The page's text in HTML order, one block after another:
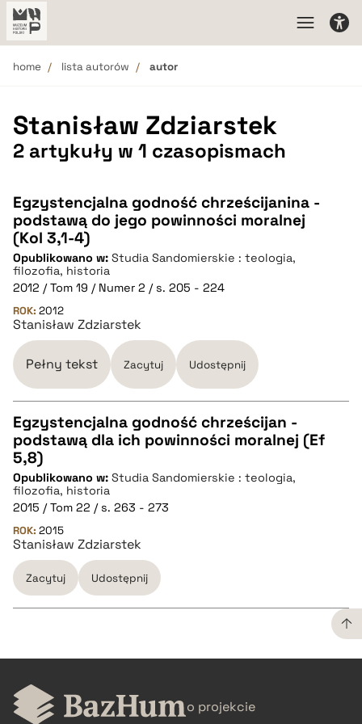
home lista autorów autor
Stanisław Zdziarstek
2 artykuły w 1 czasopismach
Egzystencjalna godność chrześcijanina -
podstawą do jego powinności moralnej
(Kol 3,1-4)
Opublikowano w: Studia Sandomierskie : teologia,
filozofia, historia
2012 / Tom 19 / Numer 2 / s. 205 - 224
ROK: 2012
Stanisław Zdziarstek
Pełny tekst Zacytuj Udostępnij
CZYSTY TEKST
pobierz cytat
BIBTEX
pobierz cytat
Egzystencjalna godność chrześcijan -
podstawą dla ich powinności moralnej (Ef
5,8)
Opublikowano w: Studia Sandomierskie : teologia,
filozofia, historia
2015 / Tom 22 / s. 263 - 273
ROK: 2015
Stanisław Zdziarstek
Zacytuj Udostępnij
CZYSTY TEKST
pobierz cytat o projekcie